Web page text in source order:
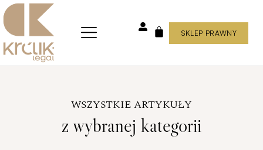
Skip
to
content
WÓZEK
SKLEP PRAWNY
WSZYSTKIE ARTYKUŁY
z wybranej kategorii